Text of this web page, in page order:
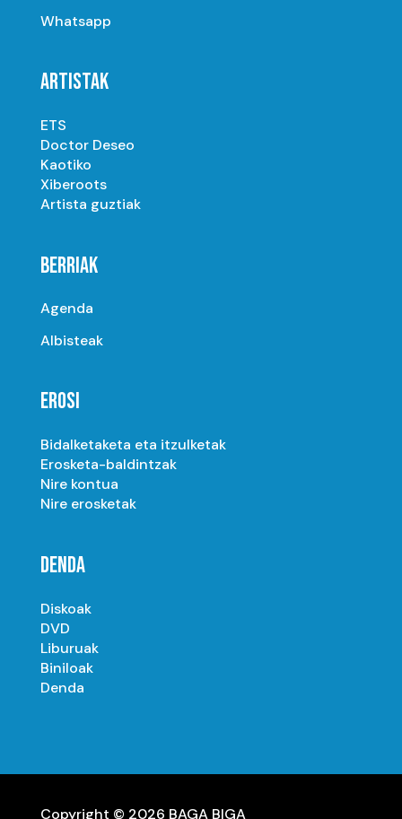
Whatsapp
ARTISTAK
ETS
Doctor Deseo
Kaotiko
Xiberoots
Artista guztiak
BERRIAK
Agenda
Albisteak
EROSI
Bidalketaketa eta itzulketak
Erosketa-baldintzak
Nire kontua
Nire erosketak
DENDA
Diskoak
DVD
Liburuak
Biniloak
Denda
Copyright © 2026 BAGA BIGA